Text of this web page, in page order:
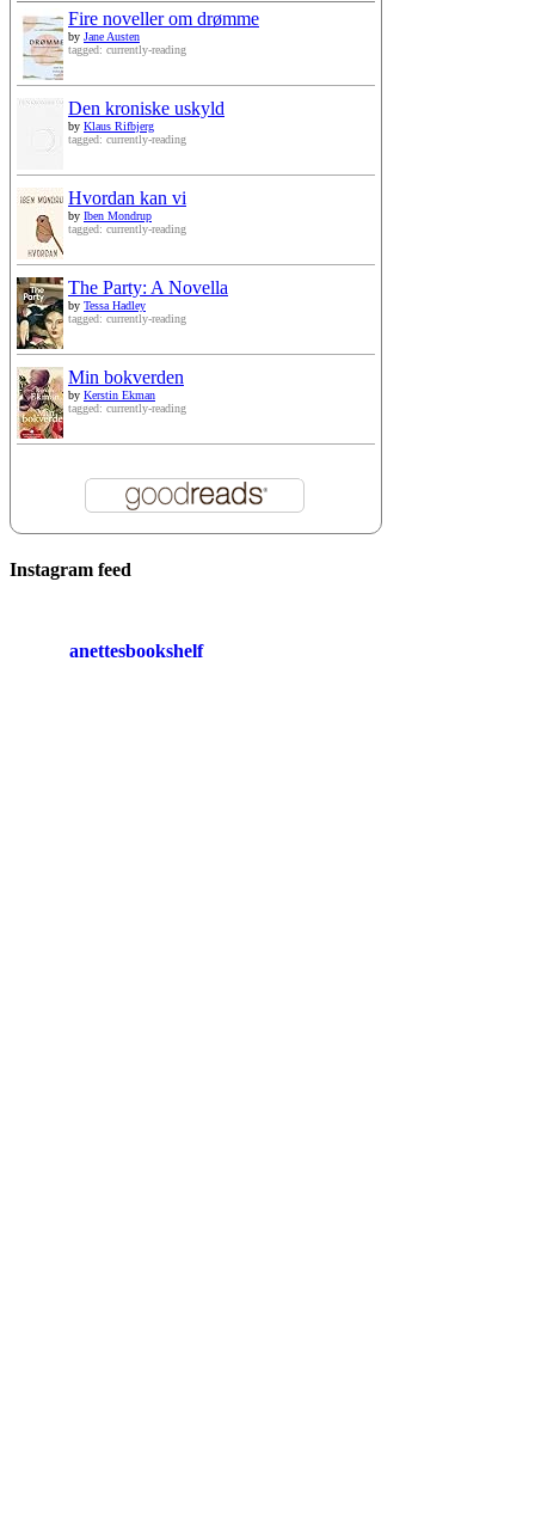
Fire noveller om drømme
by Jane Austen
tagged: currently-reading
Den kroniske uskyld
by Klaus Rifbjerg
tagged: currently-reading
Hvordan kan vi
by Iben Mondrup
tagged: currently-reading
The Party: A Novella
by Tessa Hadley
tagged: currently-reading
Min bokverden
by Kerstin Ekman
tagged: currently-reading
Instagram feed
anettesbookshelf